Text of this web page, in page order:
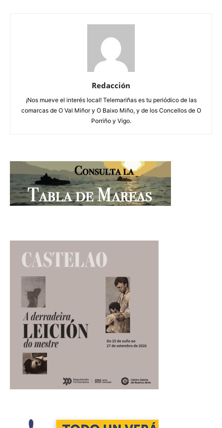
Redacción
¡Nos mueve el interés local! Telemariñas es tu periódico de las
comarcas de O Val Miñor y O Baixo Miño, y de los Concellos de O
Porriño y Vigo.